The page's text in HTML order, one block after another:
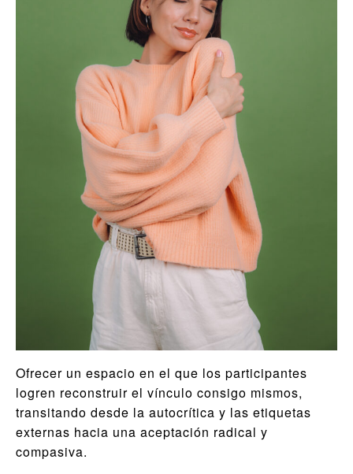
Ofrecer un espacio en el que los participantes
logren reconstruir el vínculo consigo mismos,
transitando desde la autocrítica y las etiquetas
externas hacia una aceptación radical y
compasiva.